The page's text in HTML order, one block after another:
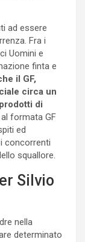
ad essere
Fra i
Uomini e
finta e
il GF,
circa un
di
formata GF
ed
concorrenti
squallore.
Silvio
nella
determinato